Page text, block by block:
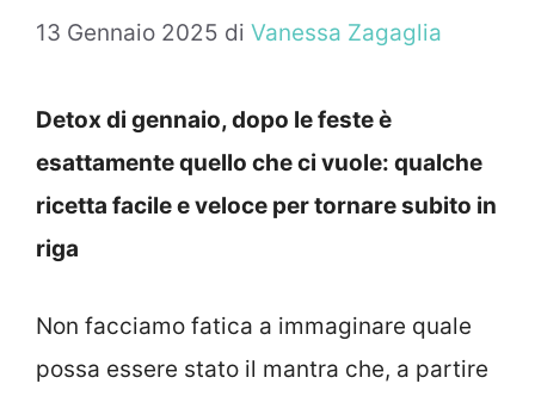
13 Gennaio 2025 di Vanessa Zagaglia
Detox di gennaio, dopo le feste è
esattamente quello che ci vuole: qualche
ricetta facile e veloce per tornare subito in
riga
Non facciamo fatica a immaginare quale
possa essere stato il mantra che, a partire